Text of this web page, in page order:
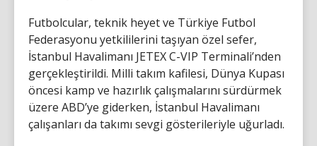
Futbolcular, teknik heyet ve Türkiye Futbol
Federasyonu yetkililerini taşıyan özel sefer,
İstanbul Havalimanı JETEX C-VIP Terminali’nden
gerçekleştirildi. Milli takım kafilesi, Dünya Kupası
öncesi kamp ve hazırlık çalışmalarını sürdürmek
üzere ABD’ye giderken, İstanbul Havalimanı
çalışanları da takımı sevgi gösterileriyle uğurladı.